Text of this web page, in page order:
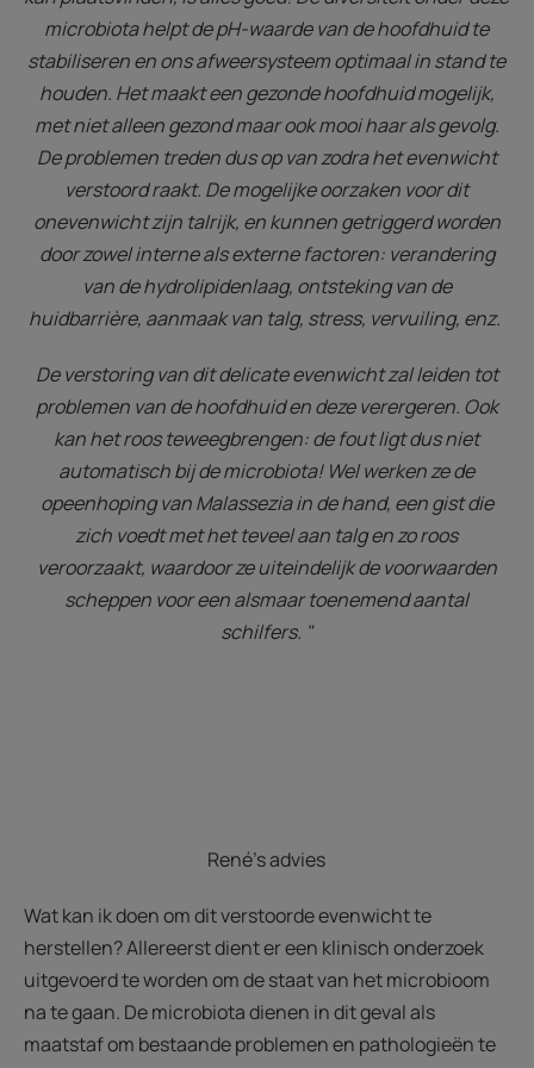
microbiota helpt de pH-waarde van de hoofdhuid te
stabiliseren en ons afweersysteem optimaal in stand te
houden. Het maakt een gezonde hoofdhuid mogelijk,
met niet alleen gezond maar ook mooi haar als gevolg.
De problemen treden dus op van zodra het evenwicht
verstoord raakt. De mogelijke oorzaken voor dit
onevenwicht zijn talrijk, en kunnen getriggerd worden
door zowel interne als externe factoren: verandering
van de hydrolipidenlaag, ontsteking van de
huidbarrière, aanmaak van talg, stress, vervuiling, enz.
De verstoring van dit delicate evenwicht zal leiden tot
problemen van de hoofdhuid en deze verergeren. Ook
kan het roos teweegbrengen: de fout ligt dus niet
automatisch bij de microbiota! Wel werken ze de
opeenhoping van Malassezia in de hand, een gist die
zich voedt met het teveel aan talg en zo roos
veroorzaakt, waardoor ze uiteindelijk de voorwaarden
scheppen voor een alsmaar toenemend aantal
schilfers. "
René's advies
Wat kan ik doen om dit verstoorde evenwicht te
herstellen? Allereerst dient er een klinisch onderzoek
uitgevoerd te worden om de staat van het microbioom
na te gaan. De microbiota dienen in dit geval als
maatstaf om bestaande problemen en pathologieën te